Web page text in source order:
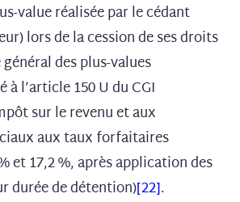
value réalisée par le cédant
lors de la cession de ses droits
des plus-values
l’article 150 U du CGI
sur le revenu et aux
aux taux forfaitaires
et 17,2 %, après application des
durée de détention)[22].